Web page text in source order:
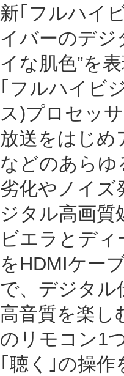
新｢フルハイ
イバーのデジ
イな肌色”を
｢フルハイビ
ス)プロセッ
放送をはじめ
などのあらゆ
劣化やノイズ
ジタル高画質
ビエラとデ
をHDMIケー
で、デジタル
高音質を楽し
のリモコン1
｢聴く｣の操